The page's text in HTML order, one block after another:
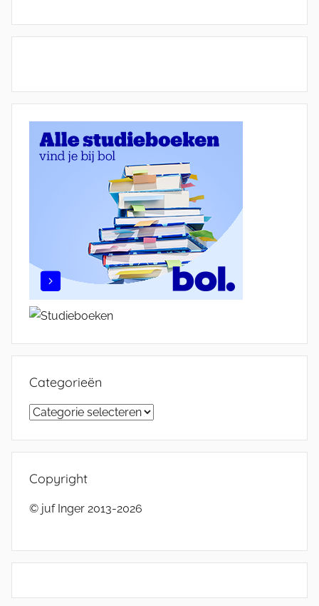
Categorieën
Categorieën
Copyright
© juf Inger 2013-2026